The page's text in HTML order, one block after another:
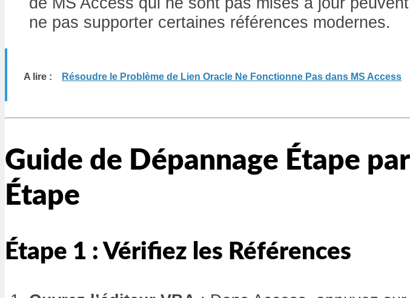
ne pas supporter certaines références modernes.
A lire : Résoudre le Problème de Lien Oracle Ne Fonctionne Pas dans MS Access
Guide de Dépannage Étape par
Étape
Étape 1 : Vérifiez les Références